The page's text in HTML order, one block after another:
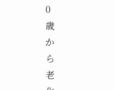
0
歳
か
ら
老